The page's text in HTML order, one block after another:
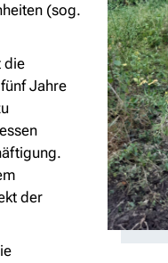
(sog.
die
Jahre
der